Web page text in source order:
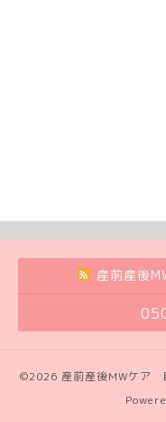
産前産後
©2026 産前産後MWケア